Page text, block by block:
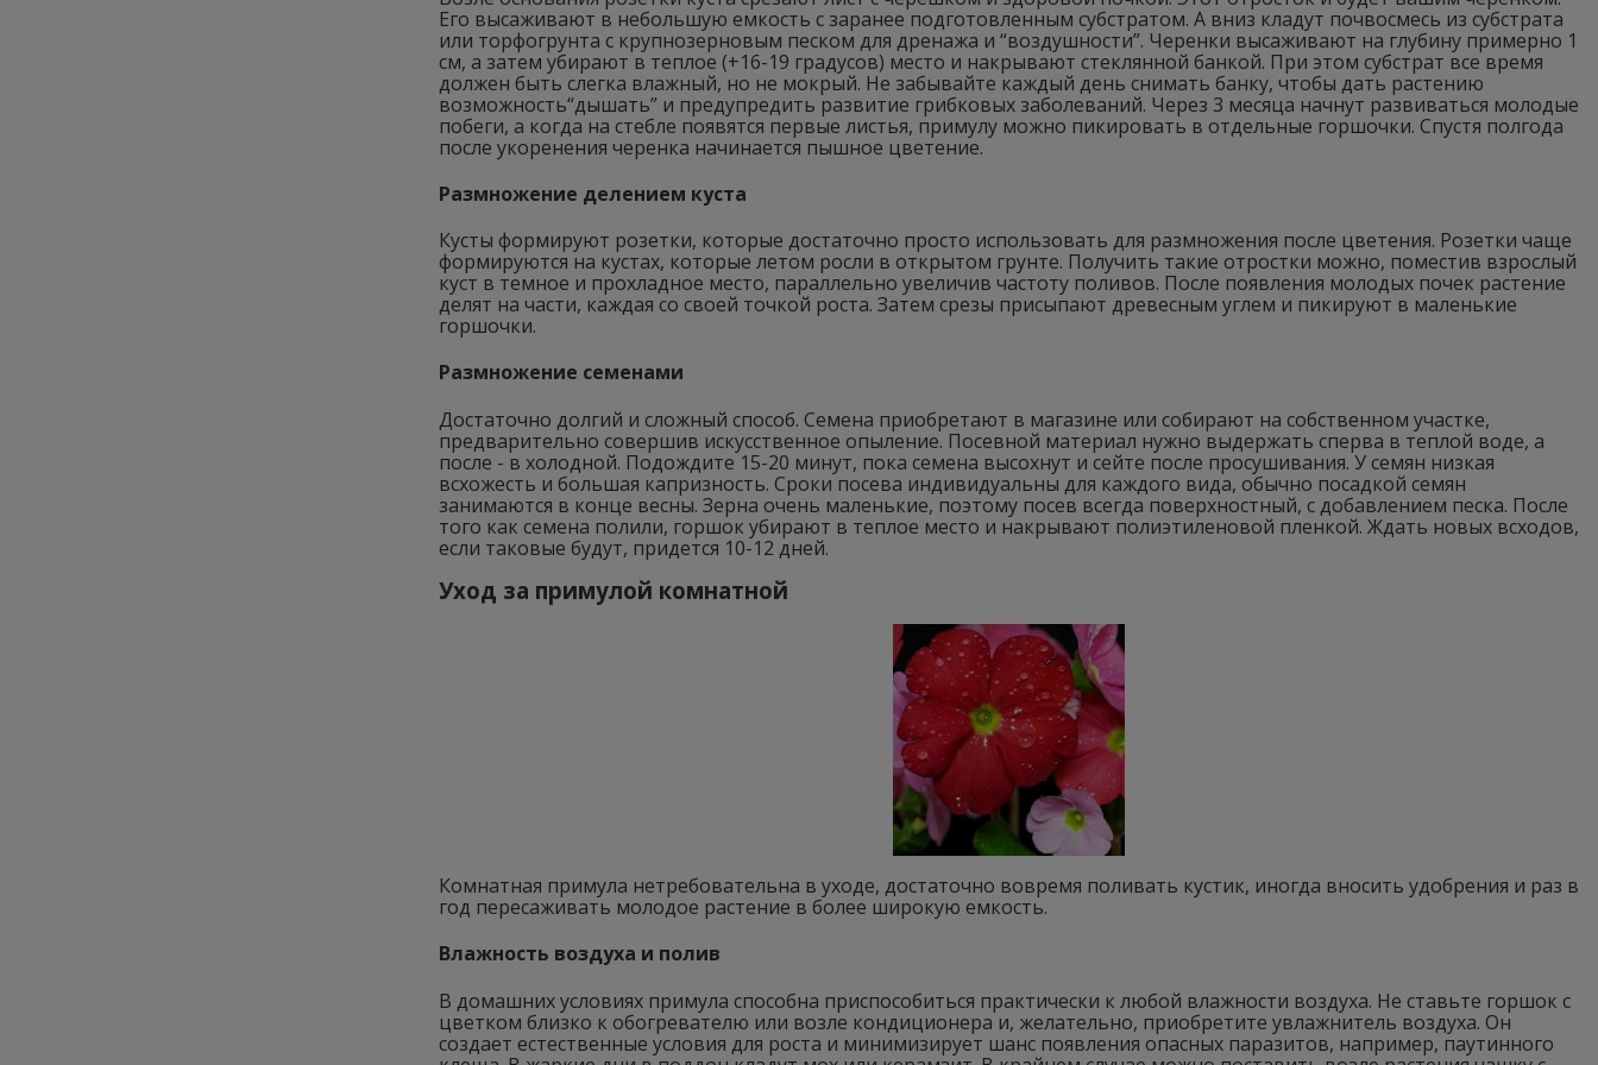
Его высаживают в небольшую емкость с заранее подготовленным субстратом. А вниз кладут почвосмесь из субстрата
или торфогрунта с крупнозерновым песком для дренажа и “воздушности”. Черенки высаживают на глубину примерно 1
см, а затем убирают в теплое (+16-19 градусов) место и накрывают стеклянной банкой. При этом субстрат все время
должен быть слегка влажный, но не мокрый. Не забывайте каждый день снимать банку, чтобы дать растению
возможность“дышать” и предупредить развитие грибковых заболеваний. Через 3 месяца начнут развиваться молодые
побеги, а когда на стебле появятся первые листья, примулу можно пикировать в отдельные горшочки. Спустя полгода
после укоренения черенка начинается пышное цветение.
Размножение делением куста
Кусты формируют розетки, которые достаточно просто использовать для размножения после цветения. Розетки чаще
формируются на кустах, которые летом росли в открытом грунте. Получить такие отростки можно, поместив взрослый
куст в темное и прохладное место, параллельно увеличив частоту поливов. После появления молодых почек растение
делят на части, каждая со своей точкой роста. Затем срезы присыпают древесным углем и пикируют в маленькие
горшочки.
Размножение семенами
Достаточно долгий и сложный способ. Семена приобретают в магазине или собирают на собственном участке,
предварительно совершив искусственное опыление. Посевной материал нужно выдержать сперва в теплой воде, а
после - в холодной. Подождите 15-20 минут, пока семена высохнут и сейте после просушивания. У семян низкая
всхожесть и большая капризность. Сроки посева индивидуальны для каждого вида, обычно посадкой семян
занимаются в конце весны. Зерна очень маленькие, поэтому посев всегда поверхностный, с добавлением песка. После
того как семена полили, горшок убирают в теплое место и накрывают полиэтиленовой пленкой. Ждать новых всходов,
если таковые будут, придется 10-12 дней.
Уход за примулой комнатной
Комнатная примула нетребовательна в уходе, достаточно вовремя поливать кустик, иногда вносить удобрения и раз в
год пересаживать молодое растение в более широкую емкость.
Влажность воздуха и полив
В домашних условиях примула способна приспособиться практически к любой влажности воздуха. Не ставьте горшок с
цветком близко к обогревателю или возле кондиционера и, желательно, приобретите увлажнитель воздуха. Он
создает естественные условия для роста и минимизирует шанс появления опасных паразитов, например, паутинного